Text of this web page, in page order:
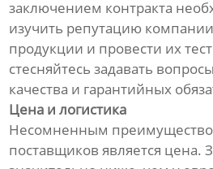
заключением контракта
изучить репутацию
продукции и провести их
стесняйтесь задавать
качества и гарантийных
Цена и логистика
Несомненным
поставщиков является цена.